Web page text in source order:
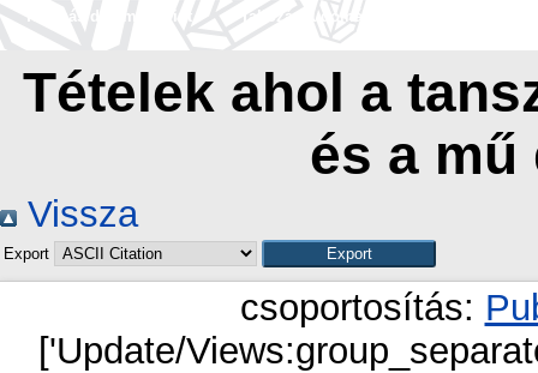
Tallózás dátum szerint
Tallózás tudományterület szerint
Tételek ahol a
és a mű
Vissza
Export
csoportosítás:
['Update/